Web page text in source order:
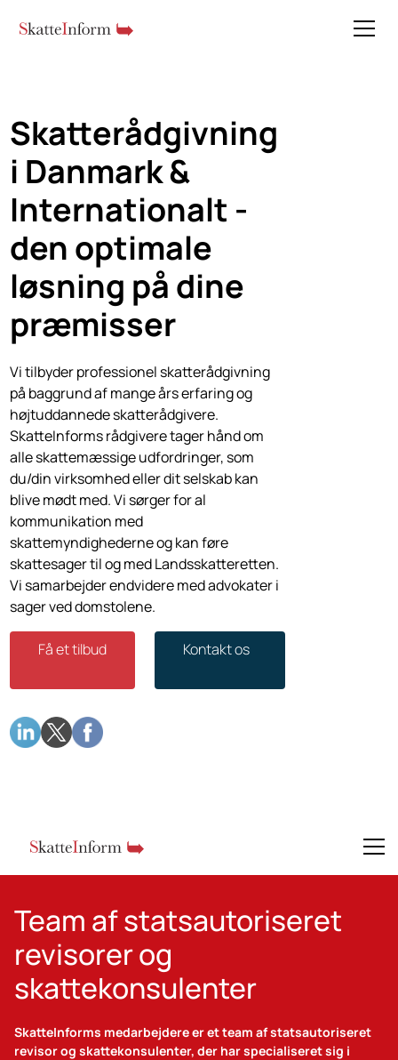
Skatterådgivning
i Danmark &
Internationalt -
den optimale
løsning på dine
præmisser
Vi tilbyder professionel skatterådgivning
på baggrund af mange års erfaring og
højtuddannede skatterådgivere.
SkatteInforms rådgivere tager hånd om
alle skattemæssige udfordringer, som
du/din virksomhed eller dit selskab kan
blive mødt med. Vi sørger for al
kommunikation med
skattemyndighederne og kan føre
skattesager til og med Landsskatteretten.
Vi samarbejder endvidere med advokater i
sager ved domstolene.
Få et tilbud Kontakt os
Team af statsautoriseret
revisorer og
skattekonsulenter
SkatteInforms medarbejdere er et team af statsautoriseret
revisor og skattekonsulenter, der har specialiseret sig i